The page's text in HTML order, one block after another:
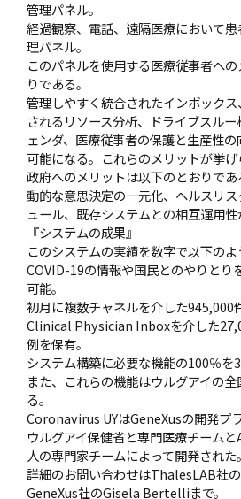
管理パネル。
経過観察、電話、遠隔医療において
理パネル。
このパネルを使用する医療従事者へ
りである。
管理しやすく統合されたインボック
されるリソース分析、ドライブスル
ェンダ、医療従事者の保護と生産性
可能になる。これらのメリットが挙げ
政府へのメリットは以下のとおりであ
動的な意思決定の一元化、ヘルスリ
ュール、既存システムとの相互運用性
『システムの成果』
このシステムの実績を数字で以下のよ
COVID-19の情報や国民とのやりとり
可能。
初月に複数チャネルを介した945,000
Clinical Physician Inboxを介した
例を保有。
システム構築に必要な機能の100％を
また、これらの機能はウルグアイの
る。
Coronavirus UYはGeneXusの開発プ
ウルグアイ保健省と専門医療チーム
人の専門家チームによって開発された。
詳細のお問い合わせはThalesLAB社
GeneXus社のGisela Bertelliまで。